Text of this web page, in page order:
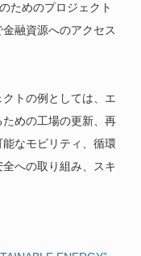
ためのプロジェクト
融資源へのアクセス
トの例としては、エ
めの工場の更新、再
なモビリティ、循環
への取り組み、スキ